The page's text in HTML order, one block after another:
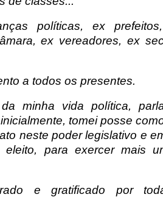
políticas, ex
ex vereadores, ex
a todos os presentes.
minha vida política,
tomei posse
neste poder legislativo e
eleito, para exercer mais
e gratificado por